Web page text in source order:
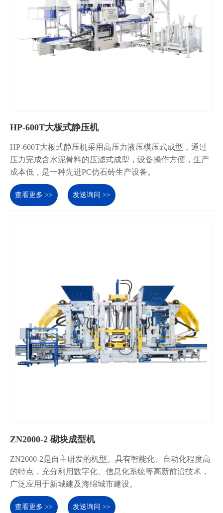
HP-600T大板式静压机
HP-600T大板式静压机采用高压力液压模压式成型，通过
压力完成含水泥骨料的压滤式成型，设备操作方便，生产
成本低，是一种先进PC仿石砖生产设备。
查看更多 >> 发送询问 >>
ZN2000-2 砌块成型机
ZN2000-2是自主研发的机型。具有智能化、自动化程度高
的特点，充分利用数字化、信息化系统等高新前沿技术，
广泛应用于新城建及海绵城市建设。
查看更多 >> 发送询问 >>